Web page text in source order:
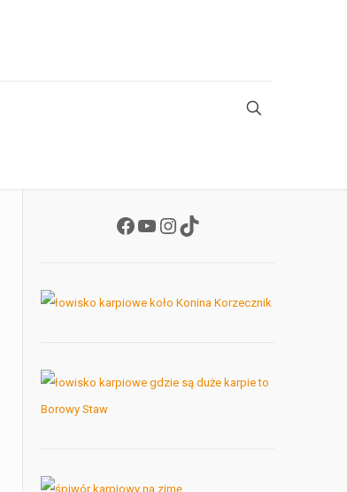
Facebook
YouTube
Instagram
TikTok